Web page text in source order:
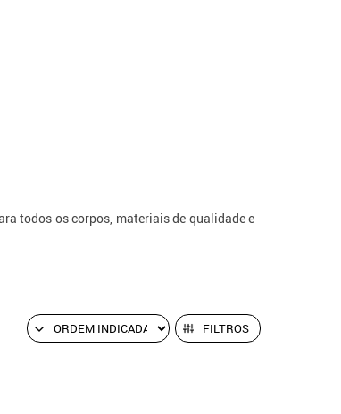
todos os corpos, materiais de qualidade e
FILTROS